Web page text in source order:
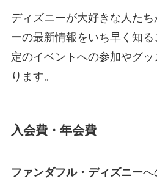
ディズニーが大好きな人た
ーの最新情報をいち早く知
定のイベントへの参加やグ
ります。
入会費・年会費
ファンダフル・ディズニーへ